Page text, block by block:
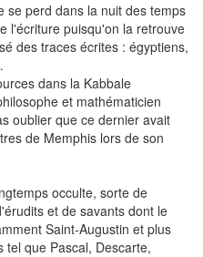
se perd dans la nuit des temps
l'écriture puisqu'on la retrouve
des traces écrites : égyptiens,
dans la Kabbale
et mathématicien
oublier que ce dernier avait
de Memphis lors de son
occulte, sorte de
et de savants dont le
Saint-Augustin et plus
tel que Pascal, Descarte,